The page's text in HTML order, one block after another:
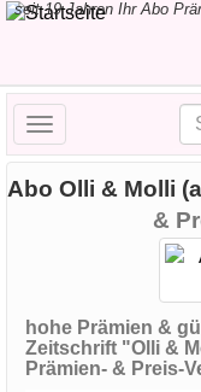
seit 19 Jahren Ihr Abo
Toggle
navigation
Abo Olli & Molli
&
hohe Prämien &
Zeitschrift "Olli &
Prämien- & Preis-